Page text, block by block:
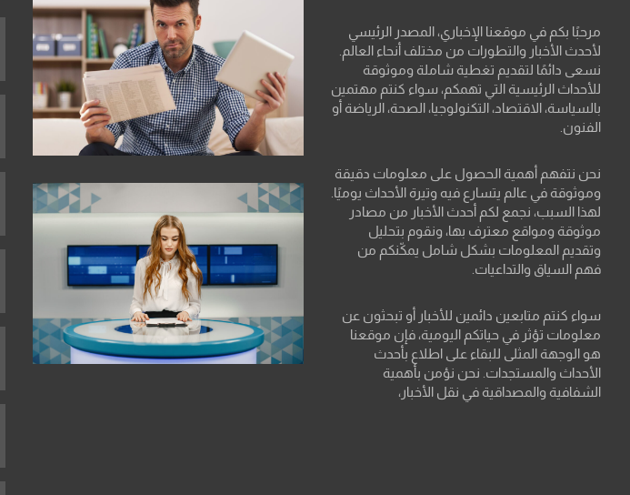
مرحبًا بكم في موقعنا الإخباري، المصدر الرئيسي
لأحدث الأخبار والتطورات من مختلف أنحاء العالم.
نسعى دائمًا لتقديم تغطية شاملة وموثوقة
للأحداث الرئيسية التي تهمكم، سواء كنتم مهتمين
بالسياسة، الاقتصاد، التكنولوجيا، الصحة، الرياضة أو
الفنون.
نحن نتفهم أهمية الحصول على معلومات دقيقة
وموثوقة في عالم يتسارع فيه وتيرة الأحداث يوميًا.
لهذا السبب، نجمع لكم أحدث الأخبار من مصادر
موثوقة ومواقع معترف بها، ونقوم بتحليل
وتقديم المعلومات بشكل شامل يمكّنكم من
فهم السياق والتداعيات.
سواء كنتم متابعين دائمين للأخبار أو تبحثون عن
معلومات تؤثر في حياتكم اليومية، فإن موقعنا
هو الوجهة المثلى للبقاء على اطلاع بأحدث
الأحداث والمستجدات. نحن نؤمن بأهمية
الشفافية والمصداقية في نقل الأخبار،